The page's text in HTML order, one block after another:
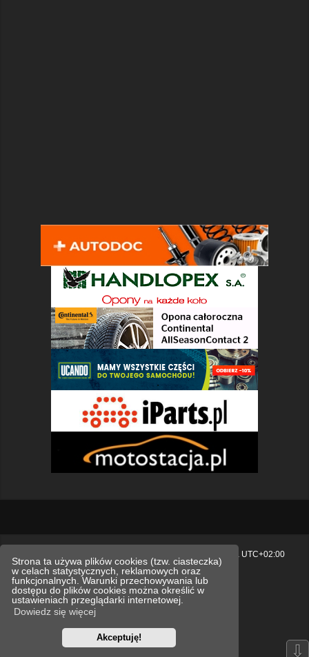
Strona ta używa plików cookies (tzw. ciasteczka)
w celach statystycznych, reklamowych oraz
funkcjonalnych. Warunki przechowywania lub
dostępu do plików cookies można określić w
ustawieniach przeglądarki internetowej.
Dowiedz się więcej
Akceptuję!
Strefa czasowa UTC+02:00
Polityka prywatności.
Technologię dostarczaphpBB® Forum Software © phpBB Limited
Polski pakiet językowy dostarczaphpBB.pl
we_universal created by INVENTEA & v12mike
phpBB SEO ⇩